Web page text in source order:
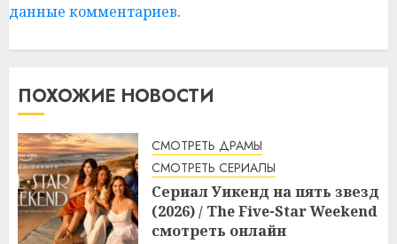
данные комментариев.
ПОХОЖИЕ НОВОСТИ
СМОТРЕТЬ ДРАМЫ
СМОТРЕТЬ СЕРИАЛЫ
Сериал Уикенд на пять звезд
(2026) / The Five-Star Weekend
смотреть онлайн